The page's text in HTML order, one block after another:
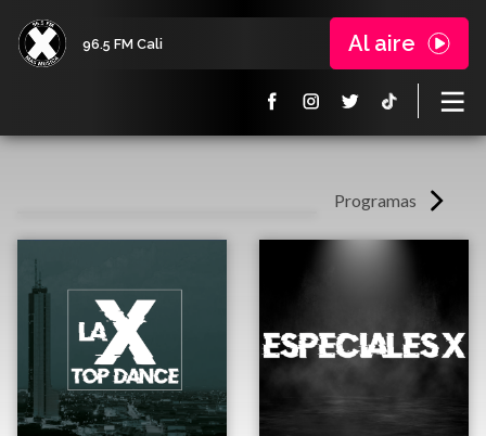
96.5 FM Cali Al aire
Programas